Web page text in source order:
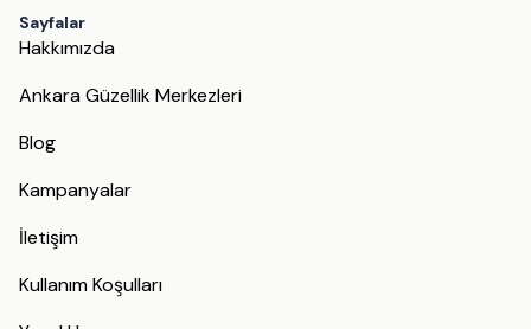
Sayfalar
Hakkımızda
Ankara Güzellik Merkezleri
Blog
Kampanyalar
İletişim
Kullanım Koşulları